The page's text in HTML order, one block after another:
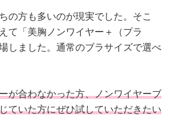
の方も多いのが現実でした。そこ
て「美胸ノンワイヤー＋（プラ
しました。通常のブラサイズで選べ
が合わなかった方、ノンワイヤーブ
ていた方にぜひ試していただきたい